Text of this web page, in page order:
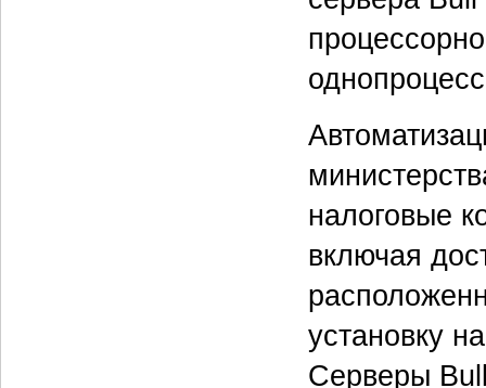
налоговые
включая
установку
Серверы